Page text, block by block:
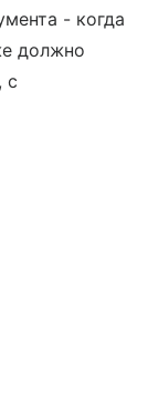
- когда
должно
с